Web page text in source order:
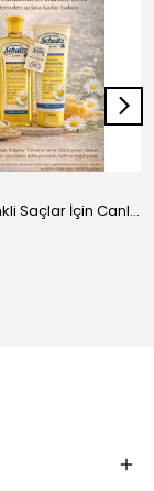
Açık ve Renkli Saçlar İçin Canlandırıcı 2li Bakım Seti Şampuan + Saç Kremi